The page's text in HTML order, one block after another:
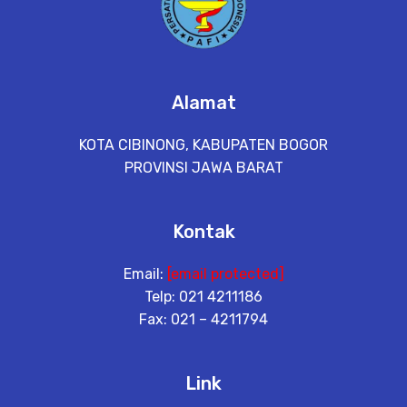
Alamat
KOTA CIBINONG, KABUPATEN BOGOR
PROVINSI JAWA BARAT
Kontak
Email: [email protected]
Telp: 021 4211186
Fax: 021 – 4211794
Link